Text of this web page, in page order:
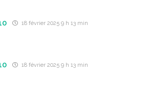
18 février 2025 9 h 13 min
18 février 2025 9 h 13 min